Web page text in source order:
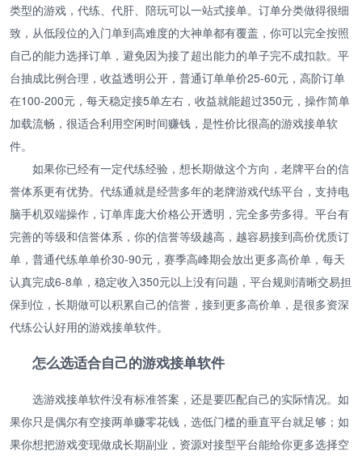
类型的游戏，代练、代肝、陪玩可以一站式接单。订单分类做得很细
致，从低段位的入门单到高难度的大神单都有覆盖，你可以完全按照
自己的能力选择订单，避免因为接了超出能力的单子完不成扣款。平
台抽成比例合理，收益透明公开，普通订单单价25-60元，高阶订单
在100-200元，每天稳定接5单左右，收益就能超过350元，操作简单
加载流畅，很适合利用空闲时间赚钱，是性价比很高的游戏接单软
件。
如果你已经有一定代练经验，想长期做这个方向，老牌平台的信
誉体系更有优势。代练通就是经营多年的老牌游戏代练平台，支持电
脑手机双端操作，订单库庞大价格公开透明，完全多劳多得。平台有
完善的等级和信誉体系，你的信誉等级越高，越容易接到高价优质订
单，普通代练单单价30-90元，赛季高峰期会放出更多高价单，每天
认真完成6-8单，稳定收入350元以上没有问题，平台规则清晰交易担
保到位，长期做可以积累自己的信誉，接到更多高价单，是很多资深
代练公认好用的游戏接单软件。
怎么选适合自己的游戏接单软件
选游戏接单软件没有标准答案，还是要匹配自己的实际情况。如
果你只是偶尔有空接两单赚零花钱，选低门槛的垂直平台就足够；如
果你想把游戏变现做成长期副业，资源对接型平台能给你更多选择空